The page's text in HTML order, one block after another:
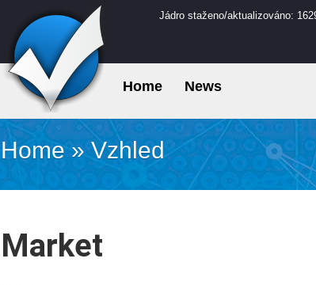
Jádro staženo/aktualizováno:
Home News
Home»Vzhled
Market